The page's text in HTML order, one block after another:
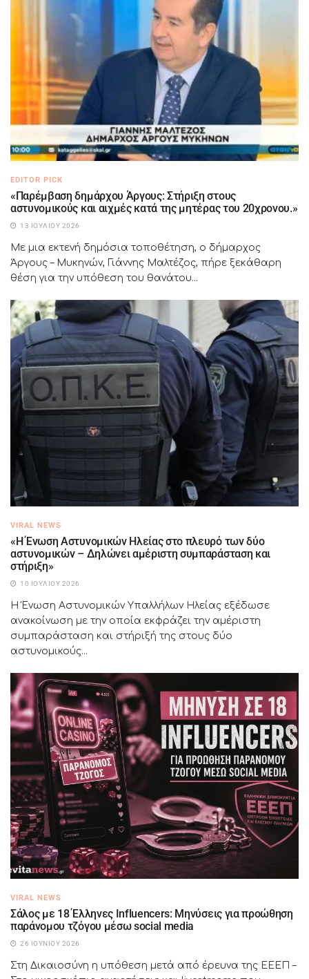
EDITOR PICK
«Παρέμβαση δημάρχου Άργους: Στήριξη στους
αστυνομικούς και αιχμές κατά της μητέρας του 20χρονου.»
13 ΙΟΥΛΊΟΥ 2026
Με μια εκτενή δημόσια τοποθέτηση, ο δήμαρχος
Άργους – Μυκηνών, Γιάννης Μαλτέζος, πήρε ξεκάθαρη
θέση για την υπόθεση του θανάτου...
VIRAL NEWS
«Η Ένωση Αστυνομικών Ηλείας στο πλευρό των δύο
αστυνομικών – Δηλώνει αμέριστη συμπαράσταση και
στήριξη»
10 ΙΟΥΛΊΟΥ 2026
Η Ένωση Αστυνομικών Υπαλλήλων Ηλείας εξέδωσε
ανακοίνωση με την οποία εκφράζει την αμέριστη
συμπαράσταση και στήριξή της στους δύο
αστυνομικούς...
VIRAL NEWS
Σάλος με 18 Έλληνες Influencers: Μηνύσεις για προώθηση
παράνομου τζόγου μέσω social media
26 ΙΟΥΝΊΟΥ 2026
Στη Δικαιοσύνη η υπόθεση μετά από έρευνα της ΕΕΕΠ –